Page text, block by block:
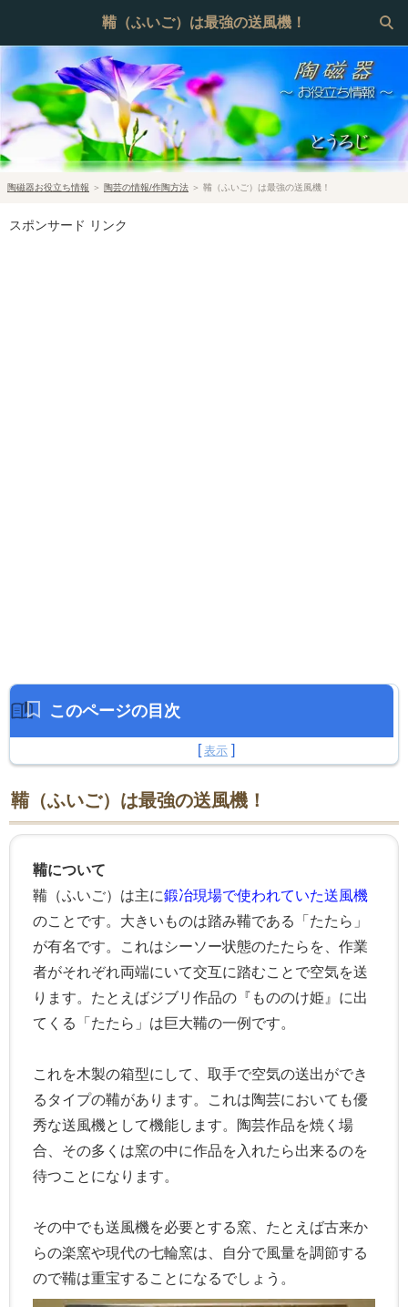
鞴（ふいご）は最強の送風機！
陶磁器お役立ち情報 ＞ 陶芸の情報/作陶方法 ＞ 鞴（ふいご）は最強の送風機！
スポンサード リンク
このページの目次
鞴（ふいご）は最強の送風機！
鞴（ふいご）は最強の送風機！
鞴について
鞴（ふいご）は主に鍛冶現場で使われていた送風機
のことです。大きいものは踏み鞴である「たたら」
が有名です。これはシーソー状態のたたらを、作業
者がそれぞれ両端にいて交互に踏むことで空気を送
ります。たとえばジブリ作品の『もののけ姫』に出
てくる「たたら」は巨大鞴の一例です。
これを木製の箱型にして、取手で空気の送出ができ
るタイプの鞴があります。これは陶芸においても優
秀な送風機として機能します。陶芸作品を焼く場
合、その多くは窯の中に作品を入れたら出来るのを
待つことになります。
その中でも送風機を必要とする窯、たとえば古来か
らの楽窯や現代の七輪窯は、自分で風量を調節する
ので鞴は重宝することになるでしょう。